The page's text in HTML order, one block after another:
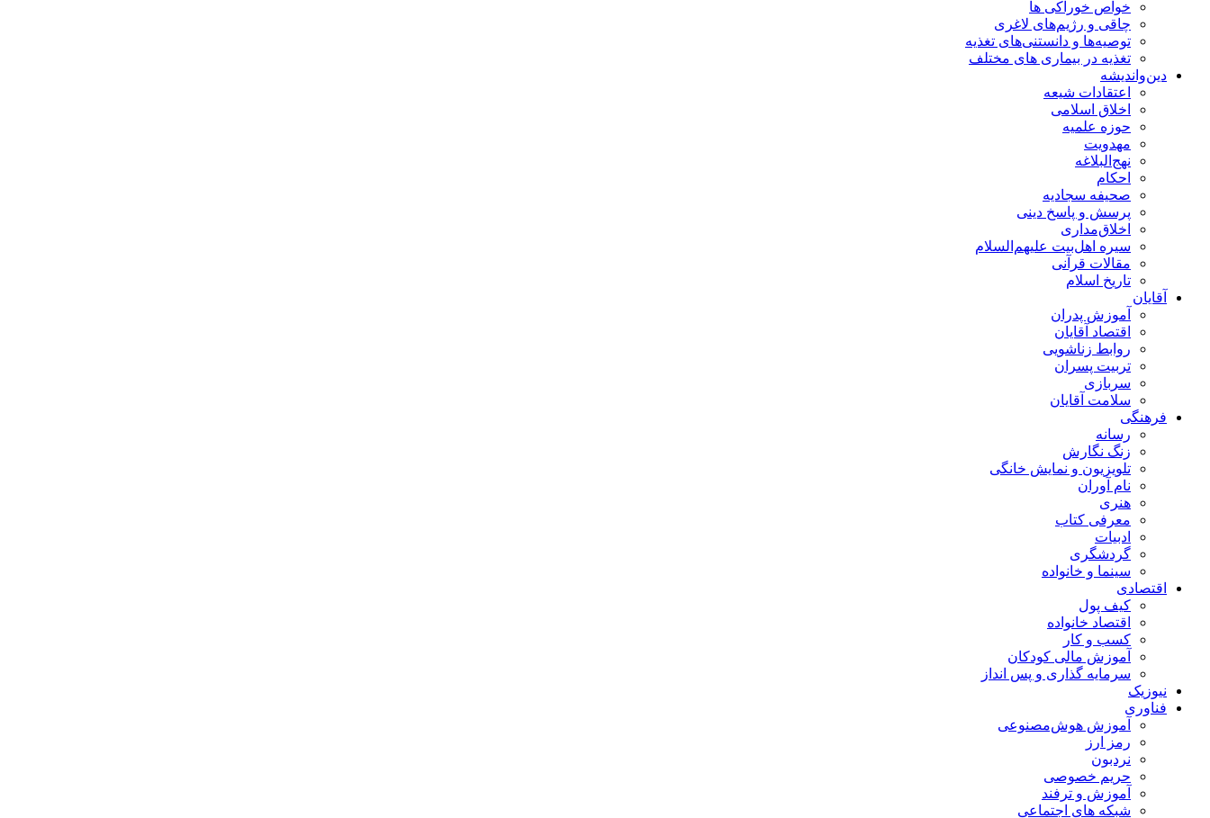
خواص خوراكی ها
چاقی و رژیم‌های لاغری
توصیه‌ها و دانستنی‌های تغذیه
تغذیه در بیماری های مختلف
دین‌واندیشه
اعتقادات شیعه
اخلاق اسلامی
حوزه علمیه
مهدویت
نهج‌البلاغه
احکام
صحیفه سجادیه
پرسش و پاسخ دینی
اخلاق‌مداری
سیره اهل‌بیت علیهم‌السلام
مقالات قرآنی
تاریخ اسلام
آقایان
آموزش پدران
اقتصاد آقایان
روابط زناشویی
تربیت پسران
سربازی
سلامت آقایان
فرهنگی
رسانه
زنگ نگارش
تلویزیون و نمایش خانگی
نام آوران
هنری
معرفی کتاب
ادبیات
گردشگری
سینما و خانواده
اقتصادی
کیف پول
اقتصاد خانواده
کسب و کار
آموزش مالی کودکان
سرمایه گذاری و پس انداز
نیوزیک
فناوری
آموزش هوش‌مصنوعی
رمز ارز
نردبون
حریم خصوصی
آموزش و ترفند
شبکه های اجتماعی